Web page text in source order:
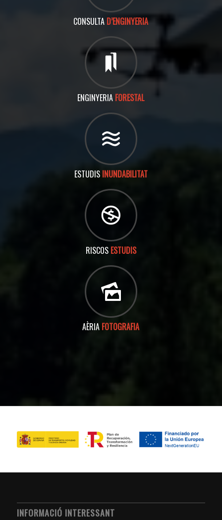
CONSULTA D’ENGINYERIA
ENGINYERIA FORESTAL
ESTUDIS INUNDABILITAT
RISCOS ESTUDIS
AÈRIA FOTOGRAFIA
INFORMACIÓ INTERESSANT